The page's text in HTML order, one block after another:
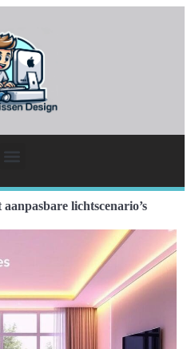
lichtscenario’s